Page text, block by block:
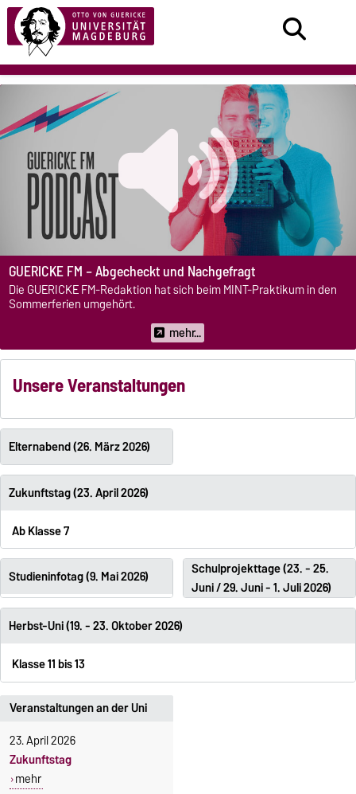
GUERICKE FM – Abgecheckt und Nachgefragt
Die GUERICKE FM-Redaktion hat sich beim MINT-Praktikum in den
Sommerferien umgehört.
mehr...
Unsere Veranstaltungen
Elternabend (26. März 2026)
Zukunftstag (23. April 2026)
Ab Klasse 7
Studieninfotag (9. Mai 2026)
Schulprojekttage (23. - 25.
Juni / 29. Juni - 1. Juli 2026)
Herbst-Uni (19. - 23. Oktober 2026)
Klasse 11 bis 13
Veranstaltungen an der Uni
23. April 2026
Zukunftstag
mehr